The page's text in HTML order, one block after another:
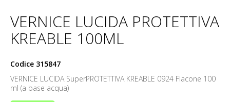
VERNICE LUCIDA PROTETTIVA
KREABLE 100ML
Codice 315847
VERNICE LUCIDA SuperPROTETTIVA KREABLE 0924 Flacone 100
ml (a base acqua)